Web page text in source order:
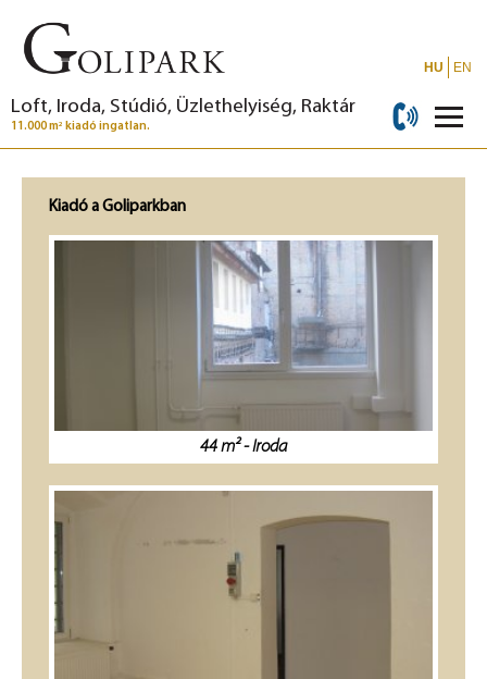
Loft, Iroda, Stúdió, Üzlethelyiség, Raktár
11.000 m2 kiadó ingatlan.
HU EN
Kiadó a Goliparkban
44 m² - Iroda